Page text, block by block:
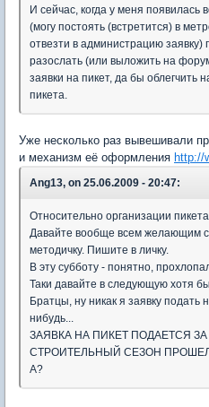
И сейчас, когда у меня появилась
(могу постоять (встретится) в
отвезти в администрацию
разослать (или выложить на
заявки на пикет, да бы
пикета.
Уже несколько раз вывешивали
и механизм её оформления http://
Ang13, on 25.06.2009 - 20:47:
Относительно организации
Давайте вообще всем желающим
методичку. Пишите в личку.
В эту субботу - понятно,
Таки давайте в следующую хотя
Братцы, ну никак я заявку подать
нибудь...
ЗАЯВКА НА ПИКЕТ ПОДАЕТСЯ
СТРОИТЕЛЬНЫЙ СЕЗОН
А?